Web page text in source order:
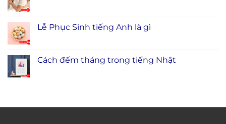
Lễ Phục Sinh tiếng Anh là gì
Cách đếm tháng trong tiếng Nhật